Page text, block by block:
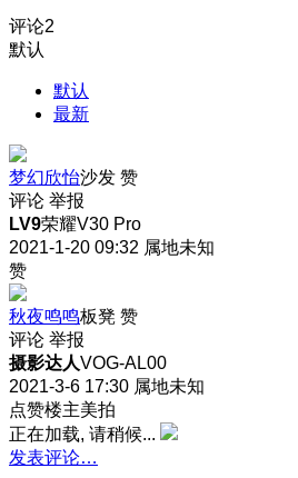
评论2
默认
默认
最新
梦幻欣怡沙发 赞
评论 举报
LV9荣耀V30 Pro
2021-1-20 09:32 属地未知
赞
秋夜鸣鸣板凳 赞
评论 举报
摄影达人VOG-AL00
2021-3-6 17:30 属地未知
点赞楼主美拍
正在加载, 请稍候...
发表评论…